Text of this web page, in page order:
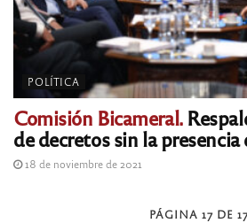
POLÍTICA
Comisión Bicameral.
de decretos sin la
18 de noviembre de 2021
PÁGINA 17 DE